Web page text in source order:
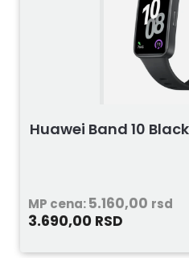
Huawei Band 10
MP cena:5.160,00 rsd
3.690,00 RSD